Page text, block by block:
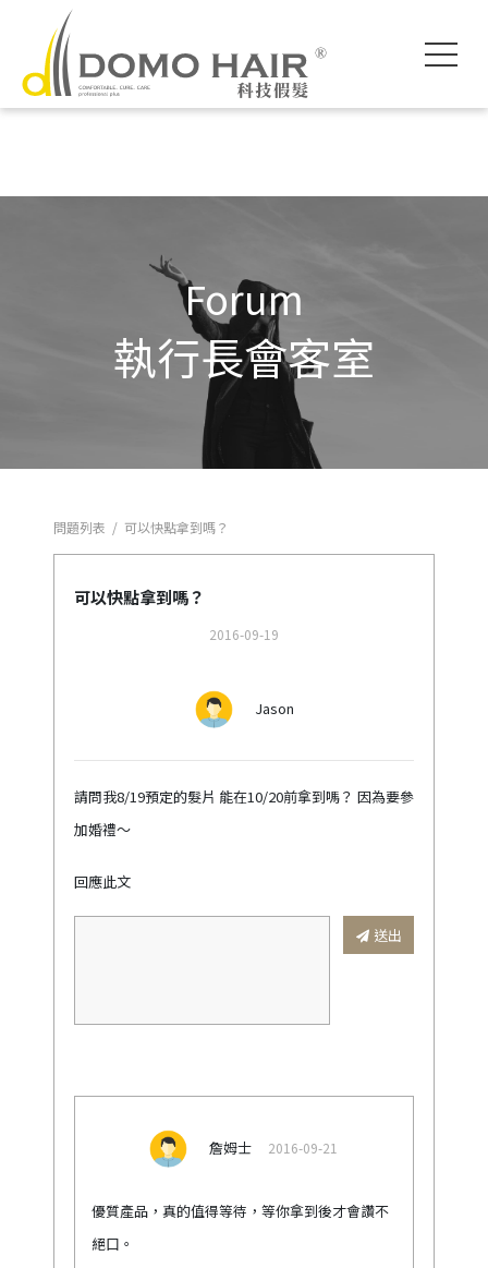
Forum
執行長會客室
問題列表 / 可以快點拿到嗎？
可以快點拿到嗎？
2016-09-19
Jason
請問我8/19預定的髮片 能在10/20前拿到嗎？ 因為要參
加婚禮～
回應此文
送出
詹姆士 2016-09-21
優質產品，真的值得等待，等你拿到後才會讚不
絕口。